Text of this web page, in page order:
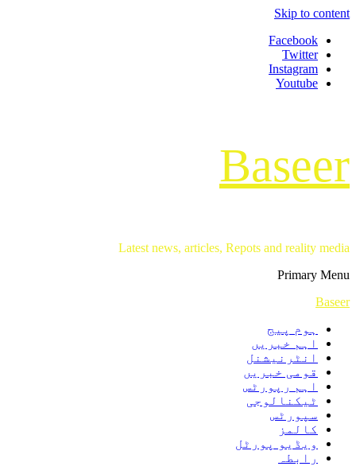
Skip to content
Facebook
Twitter
Instagram
Youtube
Baseer
Latest news, articles, Repots and reality media
Primary Menu
Baseer
ہوم پیج
اہم خبریں
انٹرنیشنل
قومی خبریں
اہم رپورٹس
ٹیکنالوجی
سپورٹس
کالمز
ویڈیو پورٹل
رابطہ